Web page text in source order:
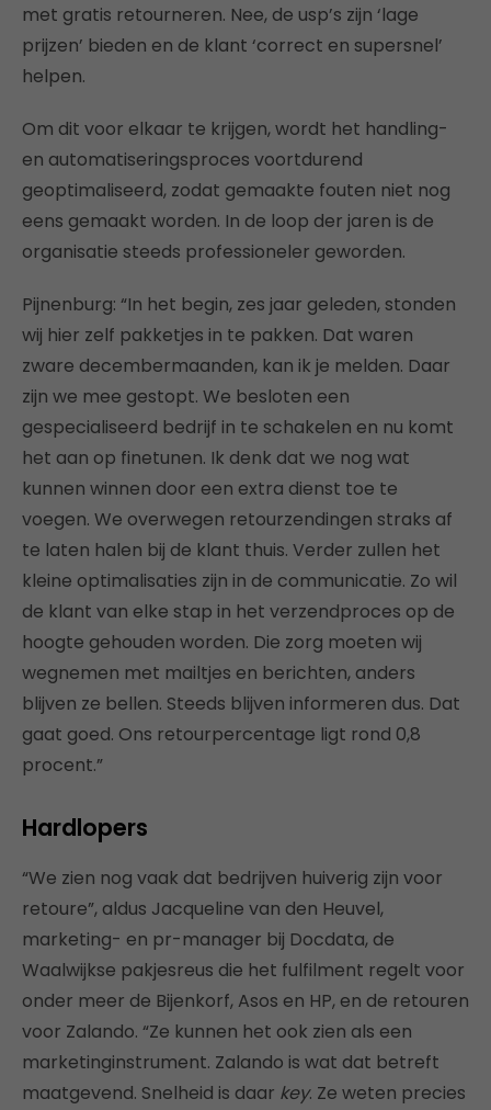
met gratis retourneren. Nee, de usp’s zijn ‘lage
prijzen’ bieden en de klant ‘correct en supersnel’
helpen.
Om dit voor elkaar te krijgen, wordt het handling-
en automatiseringsproces voortdurend
geoptimaliseerd, zodat gemaakte fouten niet nog
eens gemaakt worden. In de loop der jaren is de
organisatie steeds professioneler geworden.
Pijnenburg: “In het begin, zes jaar geleden, stonden
wij hier zelf pakketjes in te pakken. Dat waren
zware decembermaanden, kan ik je melden. Daar
zijn we mee gestopt. We besloten een
gespecialiseerd bedrijf in te schakelen en nu komt
het aan op finetunen. Ik denk dat we nog wat
kunnen winnen door een extra dienst toe te
voegen. We overwegen retourzendingen straks af
te laten halen bij de klant thuis. Verder zullen het
kleine optimalisaties zijn in de communicatie. Zo wil
de klant van elke stap in het verzendproces op de
hoogte gehouden worden. Die zorg moeten wij
wegnemen met mailtjes en berichten, anders
blijven ze bellen. Steeds blijven informeren dus. Dat
gaat goed. Ons retourpercentage ligt rond 0,8
procent.”
Hardlopers
“We zien nog vaak dat bedrijven huiverig zijn voor
retoure”, aldus Jacqueline van den Heuvel,
marketing- en pr-manager bij Docdata, de
Waalwijkse pakjesreus die het fulfilment regelt voor
onder meer de Bijenkorf, Asos en HP, en de retouren
voor Zalando. “Ze kunnen het ook zien als een
marketinginstrument. Zalando is wat dat betreft
maatgevend. Snelheid is daar key. Ze weten precies